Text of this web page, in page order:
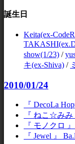
誕生日
Keita(ex-
show(1/23) /
キ(ex-Shiva) /
2010/01/24
『 DecoLa
『 ねこ☆みみ
『 モノクロ
『 Jewel 』